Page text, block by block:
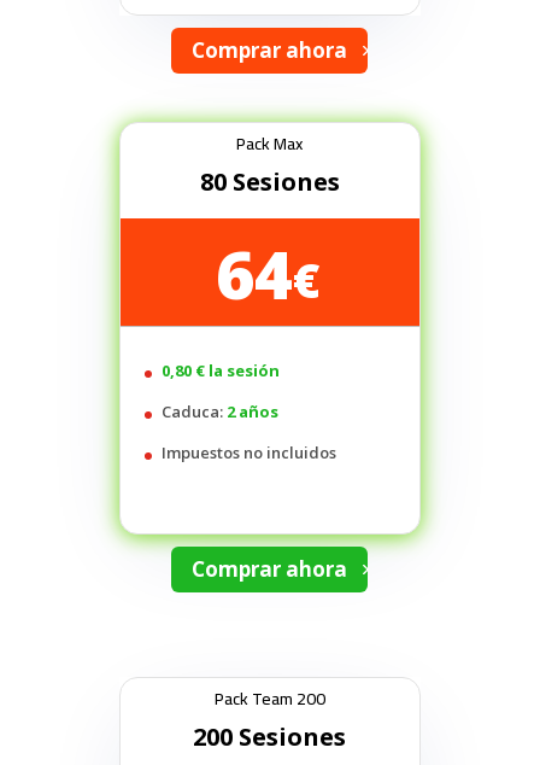
Comprar ahora
Pack Max
80 Sesiones
64€
0,80 € la sesión
Caduca: 2 años
Impuestos no incluidos
Comprar ahora
Pack Team 200
200 Sesiones